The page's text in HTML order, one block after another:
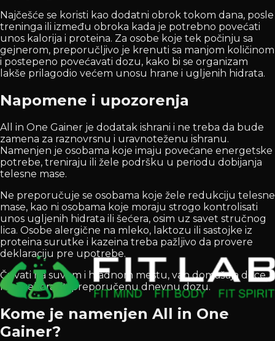
Najčešće se koristi kao dodatni obrok tokom dana, posle
treninga ili između obroka kada je potrebno povećati
unos kalorija i proteina. Za osobe koje tek počinju sa
gejnerom, preporučljivo je krenuti sa manjom količinom
i postepeno povećavati dozu, kako bi se organizam
lakše prilagodio većem unosu hrane i ugljenih hidrata.
Napomene i upozorenja
All in One Gainer je dodatak ishrani i ne treba da bude
zamena za raznovrsnu i uravnoteženu ishranu.
Namenjen je osobama koje imaju povećane energetske
potrebe, treniraju ili žele podršku u periodu dobijanja
telesne mase.
Ne preporučuje se osobama koje žele redukciju telesne
mase, kao ni osobama koje moraju strogo kontrolisati
unos ugljenih hidrata ili šećera, osim uz savet stručnog
lica. Osobe alergične na mleko, laktozu ili sastojke iz
proteina surutke i kazeina treba pažljivo da provere
deklaraciju pre upotrebe.
Čuvati na suvom i hladnom mestu, van domašaja dece.
Ne prekoračiti preporučenu dnevnu dozu.
Kome je namenjen All in One
Gainer?